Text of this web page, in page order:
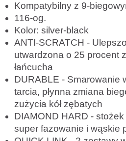
Kompatybilny z 9-
116-og.
Kolor: silver-black
ANTI-SCRATCH -
utwardzona o 25 procent
łańcucha
DURABLE - Smarowanie
tarcia, płynna zmiana
zużycia kół zębatych
DIAMOND HARD -
super fazowanie i wąskie